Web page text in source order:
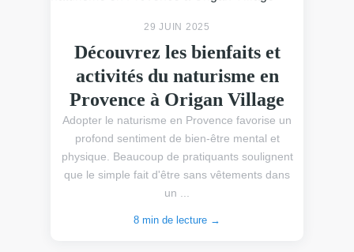
29 JUIN 2025
Découvrez les bienfaits et
activités du naturisme en
Provence à Origan Village
Adopter le naturisme en Provence favorise un
profond sentiment de bien-être mental et
physique. Beaucoup de pratiquants soulignent
que le simple fait d'être sans vêtements dans
un ...
8 min de lecture →